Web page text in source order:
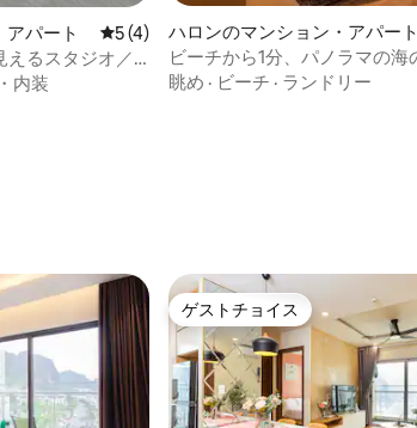
パート レビュー4件、5つ星中5つ星の平均評価
5 (4)
るスタジオ／
鑑賞
内装
ハロンのマンション・アパート
ビーチから1分、パノラマの海
眺め · ビーチ · ランドリー
ゲストチョイス
ゲストチョイス